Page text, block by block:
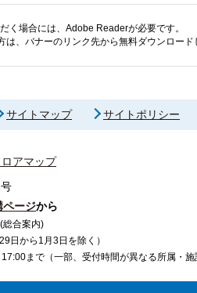
く場合には、Adobe Readerが必要です。
、バナーのリンク先から無料ダウンロード
サイトマップ サイトポリシー
アマップ
ページから
総合案内)
日から1月3日を除く）
まで（一部、受付時間が異なる所属・施